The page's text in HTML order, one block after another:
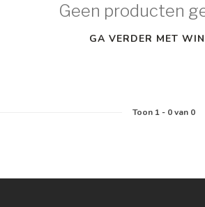
Geen producten
GA VERDER MET
Toon 1- 0van 0